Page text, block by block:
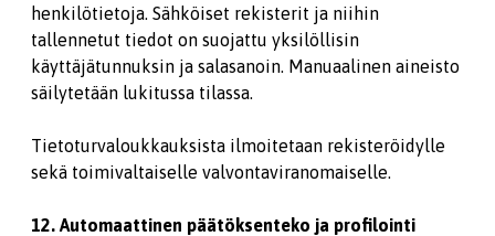
henkilötietoja. Sähköiset rekisterit ja niihin
tallennetut tiedot on suojattu yksilöllisin
käyttäjätunnuksin ja salasanoin. Manuaalinen aineisto
säilytetään lukitussa tilassa.
Tietoturvaloukkauksista ilmoitetaan rekisteröidylle
sekä toimivaltaiselle valvontaviranomaiselle.
12. Automaattinen päätöksenteko ja profilointi